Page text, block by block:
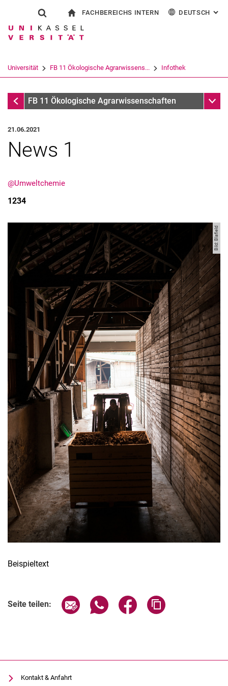
Springe direkt zu: Inhalt
Springe direkt zu: Suche
Springe direkt zu:
Suchformular
Suchbegriff
Suchen (öffnet externen Link in einem
FACHBEREICHS INTERN DEUTSCH :
Universität FB 11 Ökologische Agrarwissens... Infothek
InfothekFB 11 Ökologische Agrarwissenschaften
Kurzfilme
Medienbeiträge
Jahresberichte
Absolvent:innen-Jahrgänge
Abgeschlossene Promotionen
Pressearchiv
Geschichte des Fachbereich Ökologische Agrarwissenschaften
Witzenhausen und der Kolonialismus
21.06.2021
News 1
@Umweltchemie
1234
Bild: Blafield
Beispieltext
Seite teilen: Seite über E-Mail teilen
Seite über WhatsApp teilen
Seite über Facebook
Kontakt & Anfahrt